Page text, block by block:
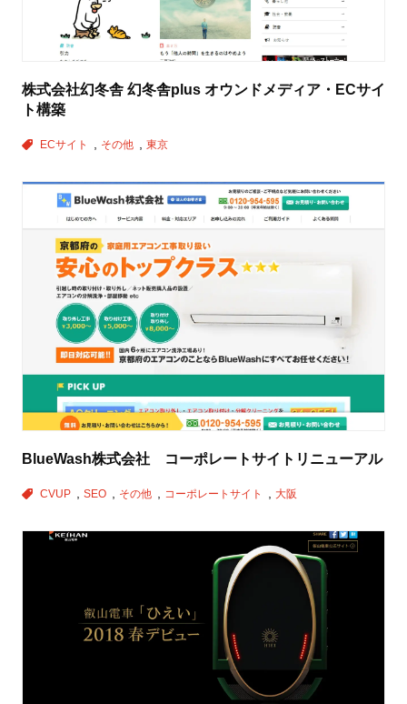
株式会社幻冬舎 幻冬舎plus オウンドメディア・ECサイ
ト構築
ECサイト その他 東京
BlueWash株式会社 コーポレートサイトリニューアル
CVUP SEO その他 コーポレートサイト 大阪